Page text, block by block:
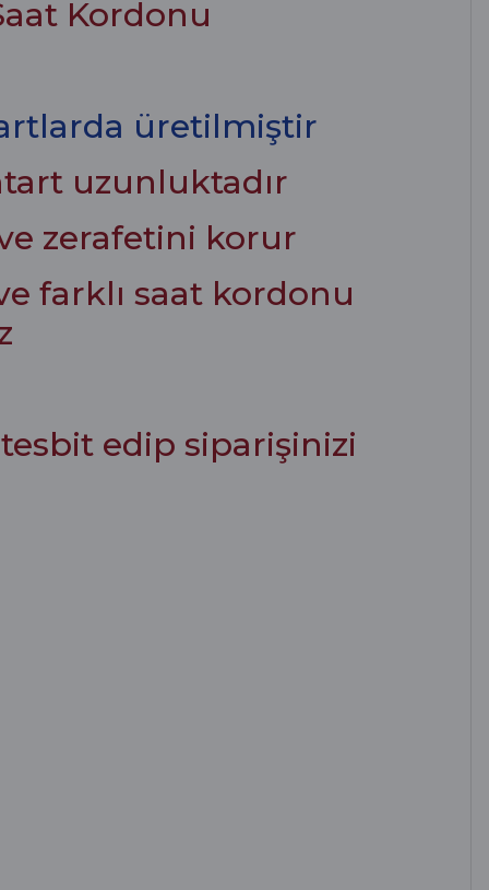
Kordonu
üretilmiştir
uzunluktadır
zerafetini korur
farklı saat kordonu
edip siparişinizi